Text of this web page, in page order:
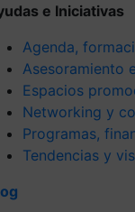
e Iniciativas
Agenda,
Asesoramiento
Espacios
Networking y
Programas,
Tendencias y